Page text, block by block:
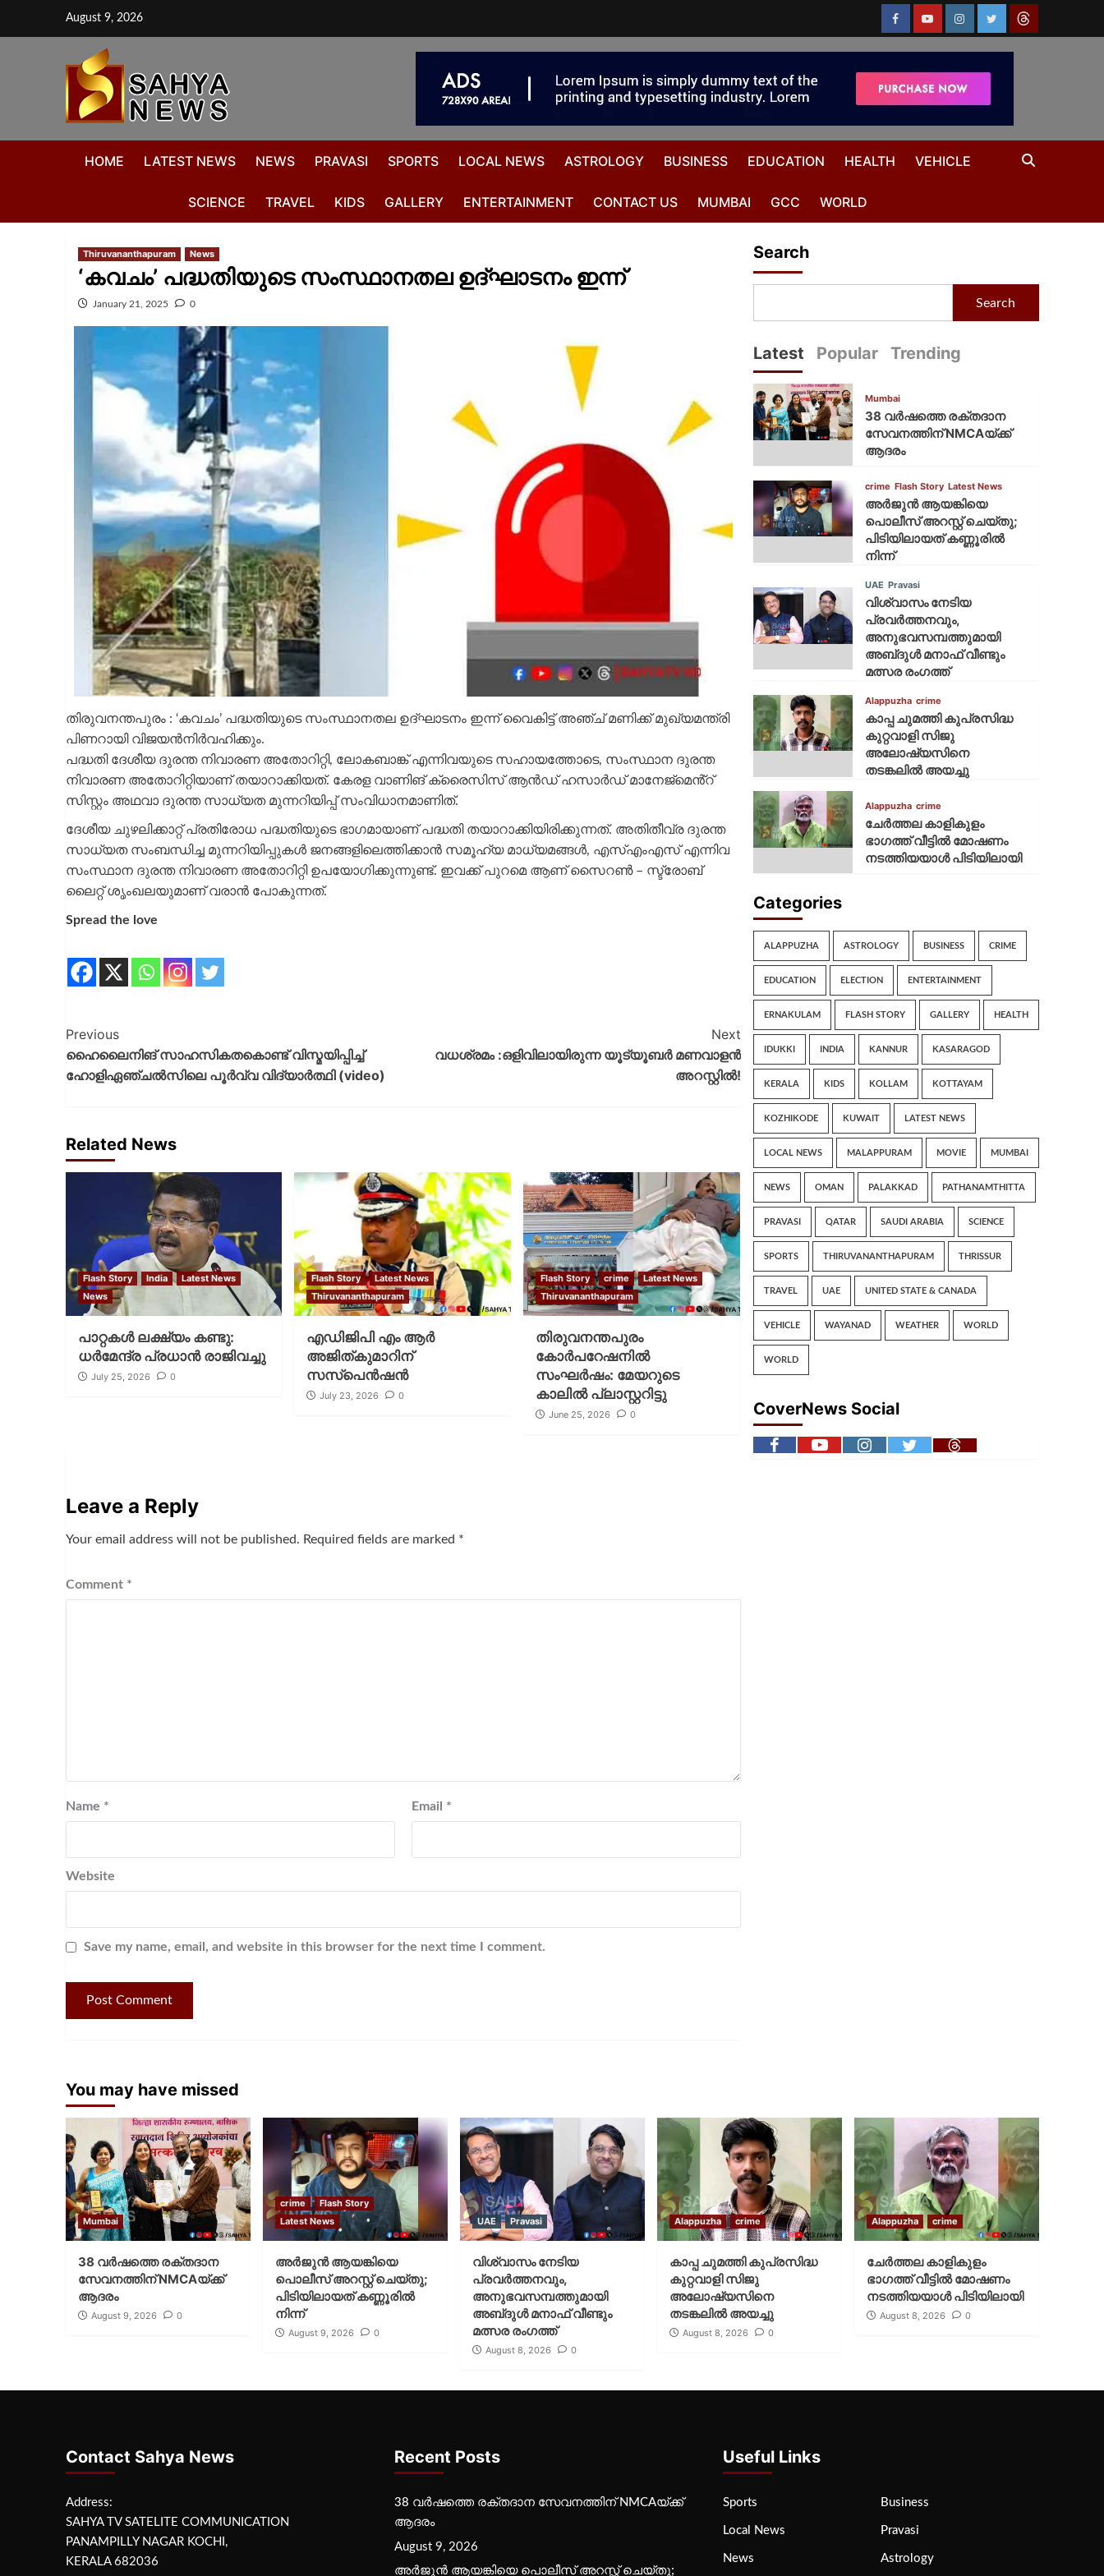
August 9, 2026
HOME LATEST NEWS NEWS PRAVASI SPORTS LOCAL NEWS ASTROLOGY BUSINESS EDUCATION HEALTH VEHICLE
SCIENCE TRAVEL KIDS GALLERY ENTERTAINMENT CONTACT US MUMBAI GCC WORLD
Thiruvananthapuram News
‘കവചം’ പദ്ധതിയുടെ സംസ്ഥാനതല ഉദ്ഘാടനം ഇന്ന്
January 21, 2025 0
തിരുവനന്തപുരം : ‘കവചം’ പദ്ധതിയുടെ സംസ്ഥാനതല ഉദ്ഘാടനം ഇന്ന് വൈകിട്ട് അഞ്ച് മണിക്ക് മുഖ്യമന്ത്രി
പിണറായി വിജയൻനിർവഹിക്കും.
പദ്ധതി ദേശീയ ദുരന്ത നിവാരണ അതോറിറ്റി, ലോകബാങ്ക് എന്നിവയുടെ സഹായത്തോടെ, സംസ്ഥാന ദുരന്ത
നിവാരണ അതോറിറ്റിയാണ് തയാറാക്കിയത്. കേരള വാണിങ് ക്രൈസിസ് ആന്‍ഡ് ഹസാര്‍ഡ് മാനേജ്മെൻ്റ്
സിസ്റ്റം അഥവാ ദുരന്ത സാധ്യത മുന്നറിയിപ്പ് സംവിധാനമാണിത്.
ദേശീയ ചുഴലിക്കാറ്റ് പ്രതിരോധ പദ്ധതിയുടെ ഭാഗമായാണ് പദ്ധതി തയാറാക്കിയിരിക്കുന്നത്. അതിതീവ്ര ദുരന്ത
സാധ്യത സംബന്ധിച്ച മുന്നറിയിപ്പുകൾ ജനങ്ങളിലെത്തിക്കാൻ സമൂഹ്യ മാധ്യമങ്ങൾ, എസ്എംഎസ് എന്നിവ
സംസ്ഥാന ദുരന്ത നിവാരണ അതോറിറ്റി ഉപയോഗിക്കുന്നുണ്ട്. ഇവക്ക് പുറമെ ആണ് സൈറൺ – സ്ട്രോബ്
ലൈറ്റ് ശൃംഖലയുമാണ് വരാൻ പോകുന്നത്.
Spread the love
Previous
ഹൈലൈനിങ് സാഹസികതകൊണ്ട് വിസ്മയിപ്പിച്ച്‌
ഹോളിഏഞ്ചൽസിലെ പൂർവ്വ വിദ്യാർത്ഥി (video)
Next
വധശ്രമം :ഒളിവിലായിരുന്ന യൂട്യൂബര്‍ മണവാളൻ
അറസ്റ്റിൽ!
Related News
Flash Story India
Latest News
News
പാറ്റകള്‍ ലക്ഷ്യം കണ്ടു:
ധര്‍മേന്ദ്ര പ്രധാന്‍ രാജിവച്ചു
July 25, 2026 0
Flash Story
Latest News
Thiruvananthapuram
എഡിജിപി എം ആർ
അജിത്കുമാറിന്
സസ്പെൻഷൻ
July 23, 2026 0
Flash Story crime
Latest News
Thiruvananthapuram
തിരുവനന്തപുരം
കോര്‍പറേഷനില്‍
സംഘര്‍ഷം: മേയറുടെ
കാലില്‍ പ്ലാസ്റ്ററിട്ടു
June 25, 2026 0
Leave a Reply
Your email address will not be published. Required fields are marked *
Comment *
Name * Email *
Website
Save my name, email, and website in this browser for the next time I comment.
Search
Search
Latest Popular Trending
Mumbai
38 വർഷത്തെ രക്തദാന
സേവനത്തിന് NMCAയ്ക്ക്
ആദരം
crime Flash Story Latest News
അർജുൻ ആയങ്കിയെ
പൊലീസ് അറസ്റ്റ് ചെയ്‌തു;
പിടിയിലായത് കണ്ണൂരിൽ
നിന്ന്
UAE Pravasi
വിശ്വാസം നേടിയ
പ്രവർത്തനവും,
അനുഭവസമ്പത്തുമായി
അബ്‌ദുൾ മനാഫ് വീണ്ടും
മത്സര രംഗത്ത്
Alappuzha crime
കാപ്പ ചുമത്തി കുപ്രസിദ്ധ
കുറ്റവാളി സിജു
അലോഷ്യസിനെ
തടങ്കലിൽ അയച്ചു
Alappuzha crime
ചേർത്തല കാളികുളം
ഭാഗത്ത് വീട്ടിൽ മോഷണം
നടത്തിയയാൾ പിടിയിലായി
Categories
ALAPPUZHA ASTROLOGY BUSINESS CRIME
EDUCATION ELECTION ENTERTAINMENT
ERNAKULAM FLASH STORY GALLERY HEALTH
IDUKKI INDIA KANNUR KASARAGOD
KERALA KIDS KOLLAM KOTTAYAM
KOZHIKODE KUWAIT LATEST NEWS
LOCAL NEWS MALAPPURAM MOVIE MUMBAI
NEWS OMAN PALAKKAD PATHANAMTHITTA
PRAVASI QATAR SAUDI ARABIA SCIENCE
SPORTS THIRUVANANTHAPURAM THRISSUR
TRAVEL UAE UNITED STATE & CANADA
VEHICLE WAYANAD WEATHER WORLD
WORLD
CoverNews Social
You may have missed
Mumbai
38 വർഷത്തെ രക്തദാന
സേവനത്തിന് NMCAയ്ക്ക്
ആദരം
August 9, 2026 0
crime
Flash Story
Latest News
അർജുൻ ആയങ്കിയെ
പൊലീസ് അറസ്റ്റ് ചെയ്‌തു;
പിടിയിലായത് കണ്ണൂരിൽ
നിന്ന്
August 9, 2026 0
UAE Pravasi
വിശ്വാസം നേടിയ
പ്രവർത്തനവും,
അനുഭവസമ്പത്തുമായി
അബ്‌ദുൾ മനാഫ് വീണ്ടും
മത്സര രംഗത്ത്
August 8, 2026 0
Alappuzha crime
കാപ്പ ചുമത്തി കുപ്രസിദ്ധ
കുറ്റവാളി സിജു
അലോഷ്യസിനെ
തടങ്കലിൽ അയച്ചു
August 8, 2026 0
Alappuzha crime
ചേർത്തല കാളികുളം
ഭാഗത്ത് വീട്ടിൽ മോഷണം
നടത്തിയയാൾ പിടിയിലായി
August 8, 2026 0
Contact Sahya News
Address:
SAHYA TV SATELITE COMMUNICATION
PANAMPILLY NAGAR KOCHI,
KERALA 682036
Recent Posts
38 വർഷത്തെ രക്തദാന സേവനത്തിന് NMCAയ്ക്ക്
ആദരം
August 9, 2026
അർജുൻ ആയങ്കിയെ പൊലീസ് അറസ്റ്റ് ചെയ്‌തു;
Useful Links
Sports Business
Local News Pravasi
News Astrology